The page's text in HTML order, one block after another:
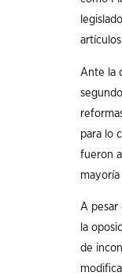
Ante la
para lo
fueron
mayoría
A pesar
la
de